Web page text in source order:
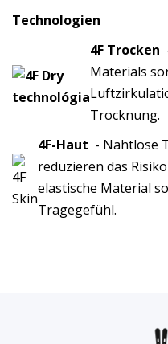
Technologien
4F Trocken
Materials
Trocknung.
4F-Haut - Nahtlose
reduzieren das
elastische Material
Tragegefühl.